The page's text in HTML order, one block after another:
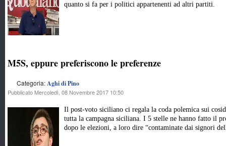
quanto si fa per i politici appartenenti ad altri partiti.
M5S, eppure preferiscono le preferenze
Categoria:Aghi di Pino
Pubblicato Mercoledì, 08 Novembre 2017 10:50
Il post-voto siciliano ci regala la coda polemica sui
tutta la campagna siciliana. I 5 stelle ne hanno fatto il
dopo le elezioni, a loro dire “contaminate dai signori